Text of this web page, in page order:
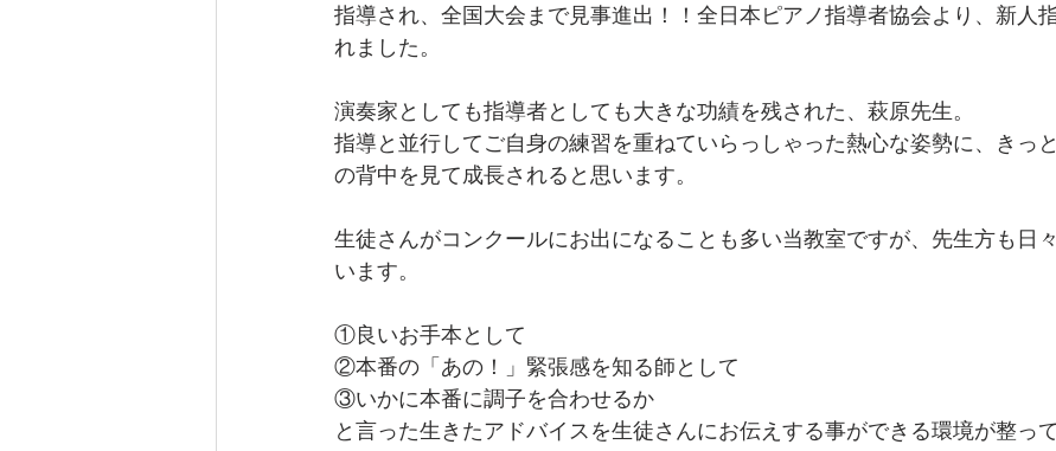
指導され、全国大会まで見事進出！！全日本ピアノ指導者協会より、新人
れました。
演奏家としても指導者としても大きな功績を残された、萩原先生。
指導と並行してご自身の練習を重ねていらっしゃった熱心な姿勢に、きっ
の背中を見て成長されると思います。
生徒さんがコンクールにお出になることも多い当教室ですが、先生方も日
います。
①良いお手本として
②本番の「あの！」緊張感を知る師として
③いかに本番に調子を合わせるか
と言った生きたアドバイスを生徒さんにお伝えする事ができる環境が整っ